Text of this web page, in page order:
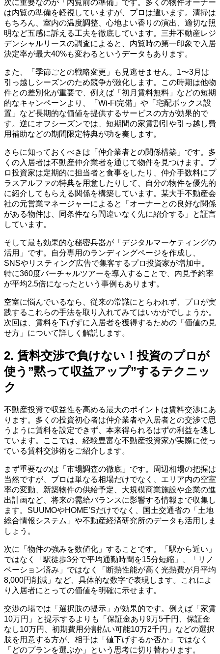
次に重要なのが「内覧前の準備」です。多くの物件オーナー
は内覧の準備を軽視していますが、プロは違います。清掃は
もちろん、室内の温度調整、心地よい香りの演出、適切な照
明など五感に訴える工夫を徹底しています。三井不動産レジ
デンシャルリースの調査によると、内覧時の第一印象で入居
決定率が最大40%も変わるというデータもあります。
また、「季節ごとの戦略変更」も見逃せません。1〜3月は
引っ越しシーズンのため競争が激化します。この時期は他物
件との差別化が重要で、例えば「初月賃料無料」などの短期
的なキャンペーンより、「Wi-Fi完備」や「宅配ボックス設
置」など長期的な価値を提供するサービスの方が効果的で
す。逆にオフシーズンでは、短期間の家賃割引や引っ越し費
用補助などの期間限定特典が功を奏します。
さらに知っておくべきは「仲介業者との関係構築」です。多
くの入居者は不動産仲介業者を通じて物件を見つけます。プ
ロ投資家は定期的に担当者と食事をしたり、仲介手数料にプ
ラスアルファの特典を用意したりして、自分の物件を優先的
に紹介してもらえる関係を構築しています。某大手不動産会
社の元営業マネージャーによると「オーナーとの良好な関係
がある物件は、同条件なら間違いなく先に紹介する」と証言
しています。
そして最も効果的な秘密兵器が「デジタルマーケティングの
活用」です。自分専用のランディングページを作成し、
SNSやリスティング広告で集客するプロ投資家が増加中。
特に360度バーチャルツアーを導入することで、内見予約率
が平均2.5倍になったという事例もあります。
空室に悩んでいるなら、従来の常識にとらわれず、プロが実
践するこれらの手法を取り入れてみてはいかがでしょうか。
次回は、賃料を下げずに入居者を獲得するための「価値の見
せ方」について詳しく解説します。
2. 賃料交渉で負けない！投資のプロが
使う”黙って収益アップ”するテクニッ
ク
不動産投資で収益性を高める最大のポイントは賃料交渉にあ
ります。多くの投資初心者は仲介業者や入居者との交渉で思
うように賃料を設定できず、本来得られるはずの利益を逃し
ています。ここでは、経験豊富な不動産投資家が実際に使っ
ている賃料交渉術をご紹介します。
まず重要なのは「市場調査の徹底」です。周辺相場の把握は
当然ですが、プロは単なる相場だけでなく、エリア内の空室
率の変動、新築物件の供給予定、大規模商業施設や企業の進
出計画など、将来の需給バランスに影響する情報まで収集し
ます。SUUMOやHOME’Sだけでなく、国土交通省の「土地
総合情報システム」や不動産経済研究所のデータも活用しま
しょう。
次に「物件の強みを数値化」することです。「駅から近い」
ではなく「駅徒歩3分で平均通勤時間を15分短縮」、「リノ
ベーション済み」ではなく「断熱性能が高く光熱費が月平均
8,000円削減」など、具体的な数字で表現します。これによ
り入居者にとっての価値を明確に示せます。
交渉の場では「選択肢の提示」が効果的です。例えば「家賃
10万円」と提示するよりも「保証金あり9万5千円、保証金
なし10万円、初期費用分割払い可能10万2千円」などの選択
肢を用意する方が、相手は「値下げするか否か」ではなく
「どのプランを選ぶか」という思考に切り替わります。